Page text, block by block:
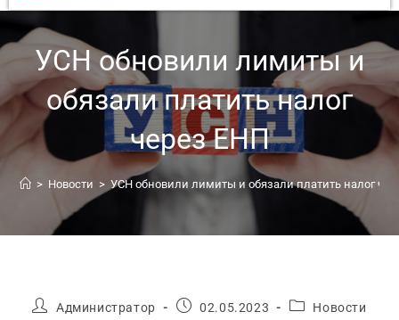
УСН обновили лимиты и
обязали платить налог
через ЕНП
> Новости > УСН обновили лимиты и обязали платить налог
Администратор 02.05.2023 Новости